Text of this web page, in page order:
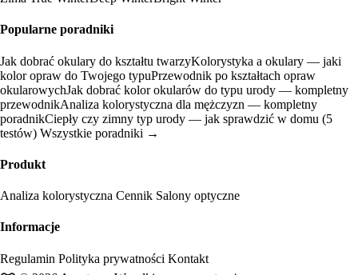
Popularne poradniki
Jak dobrać okulary do kształtu twarzyKolorystyka a okulary — jaki
kolor opraw do Twojego typuPrzewodnik po kształtach opraw
okularowychJak dobrać kolor okularów do typu urody — kompletny
przewodnikAnaliza kolorystyczna dla mężczyzn — kompletny
poradnikCiepły czy zimny typ urody — jak sprawdzić w domu (5
testów) Wszystkie poradniki →
Produkt
Analiza kolorystyczna Cennik Salony optyczne
Informacje
Regulamin Polityka prywatności Kontakt